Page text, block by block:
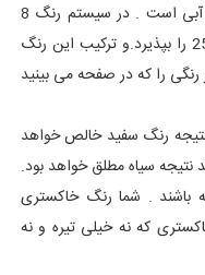
هر پیکسل ترکیبی از سه رنگ سبز ، قرمز و آبی است . در سیستم رنگ 8
بیت ، هر رنگ می تواند عددی بین 0 تا 255 را بپذیرد.و ترکیب این رنگ
رنگی را که در صفحه می بینید
255 را بپذیرند نتیجه رنگ سفید خالص خواهد
باشند . شما رنگ خاکستری
مثلا 128و128و128 یک خاکستری که نه خیلی تیره و نه